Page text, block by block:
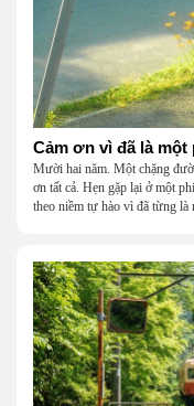
Cảm ơn vì đã là một
Mười hai năm. Một chặng
ơn tất cả. Hẹn gặp lại ở một
theo niềm tự hào vì đã từng là